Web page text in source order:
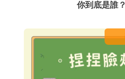
你到底是誰？